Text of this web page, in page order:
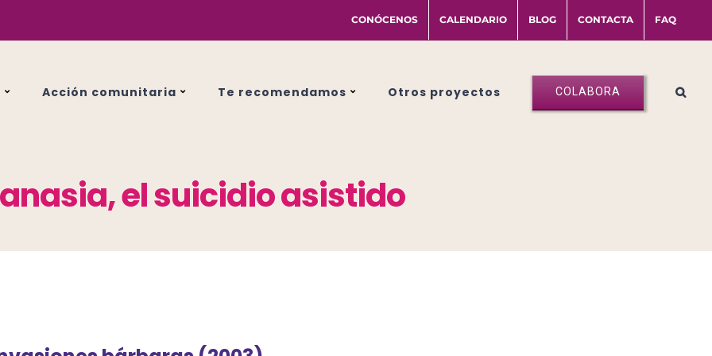
CONÓCENOS CALENDARIO BLOG CONTACTA FAQ
Acción comunitaria Te recomendamos Otros proyectos COLABORA
el suicidio asistido